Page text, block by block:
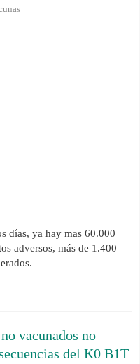
días, ya hay mas 60.000
adversos, más de 1.400
vacunados no
del K0 B1T